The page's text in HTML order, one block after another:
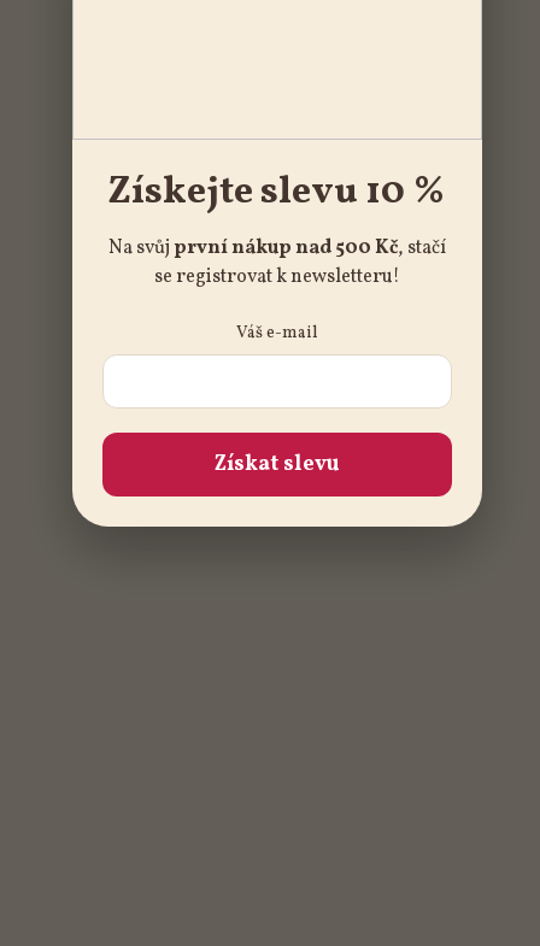
Získejte slevu 10 %
Na svůj první nákup nad 500 Kč, stačí
se registrovat k newsletteru!
Váš e-mail
Získat slevu